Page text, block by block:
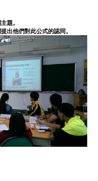
題。
出他們對此公式的認同。